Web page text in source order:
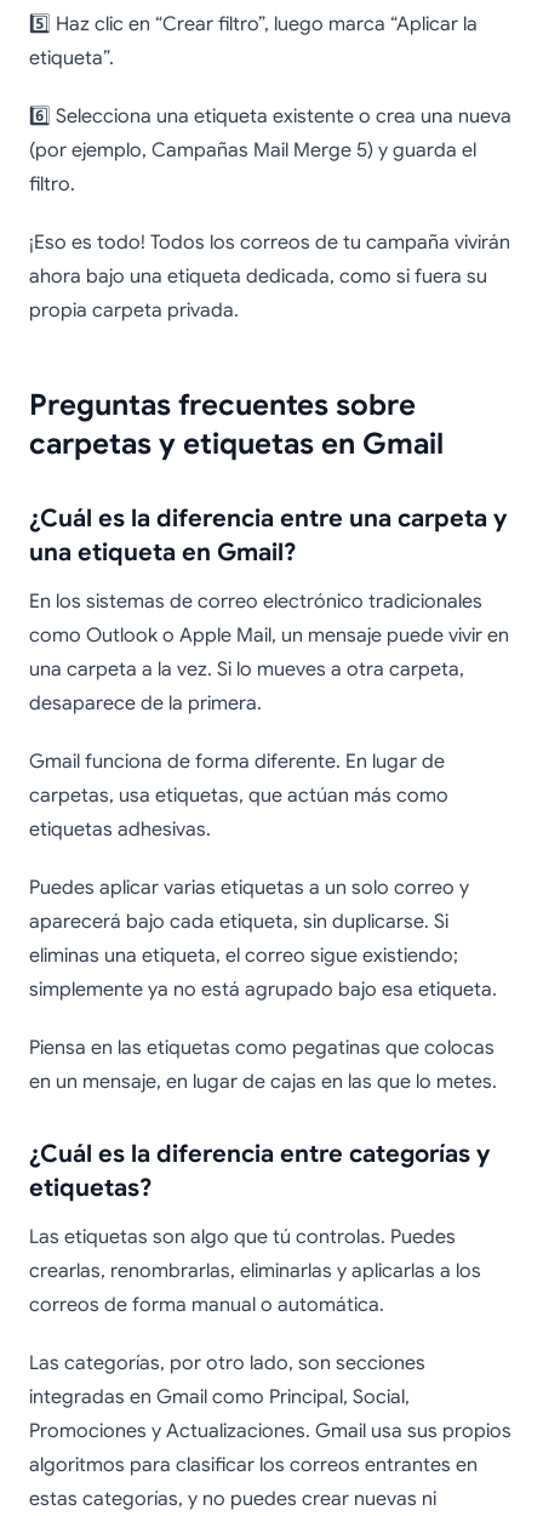
5️⃣ Haz clic en “Crear filtro”, luego marca “Aplicar la
etiqueta”.
6️⃣ Selecciona una etiqueta existente o crea una nueva
(por ejemplo, Campañas Mail Merge 5) y guarda el
filtro.
¡Eso es todo! Todos los correos de tu campaña vivirán
ahora bajo una etiqueta dedicada, como si fuera su
propia carpeta privada.
Preguntas frecuentes sobre
carpetas y etiquetas en Gmail
¿Cuál es la diferencia entre una carpeta y
una etiqueta en Gmail?
En los sistemas de correo electrónico tradicionales
como Outlook o Apple Mail, un mensaje puede vivir en
una carpeta a la vez. Si lo mueves a otra carpeta,
desaparece de la primera.
Gmail funciona de forma diferente. En lugar de
carpetas, usa etiquetas, que actúan más como
etiquetas adhesivas.
Puedes aplicar varias etiquetas a un solo correo y
aparecerá bajo cada etiqueta, sin duplicarse. Si
eliminas una etiqueta, el correo sigue existiendo;
simplemente ya no está agrupado bajo esa etiqueta.
Piensa en las etiquetas como pegatinas que colocas
en un mensaje, en lugar de cajas en las que lo metes.
¿Cuál es la diferencia entre categorías y
etiquetas?
Las etiquetas son algo que tú controlas. Puedes
crearlas, renombrarlas, eliminarlas y aplicarlas a los
correos de forma manual o automática.
Las categorías, por otro lado, son secciones
integradas en Gmail como Principal, Social,
Promociones y Actualizaciones. Gmail usa sus propios
algoritmos para clasificar los correos entrantes en
estas categorías, y no puedes crear nuevas ni